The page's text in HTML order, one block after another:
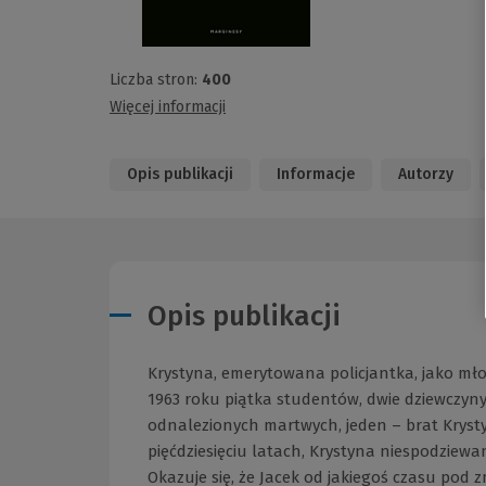
Liczba stron: 400
Więcej informacji
Opis publikacji Informacje Autorzy
Opis publikacji
Krystyna, emerytowana policjantka, jako
1963 roku piątka studentów, dwie
odnalezionych martwych, jeden – brat
pięćdziesięciu latach, Krystyna
Okazuje się, że Jacek od jakiegoś czasu pod